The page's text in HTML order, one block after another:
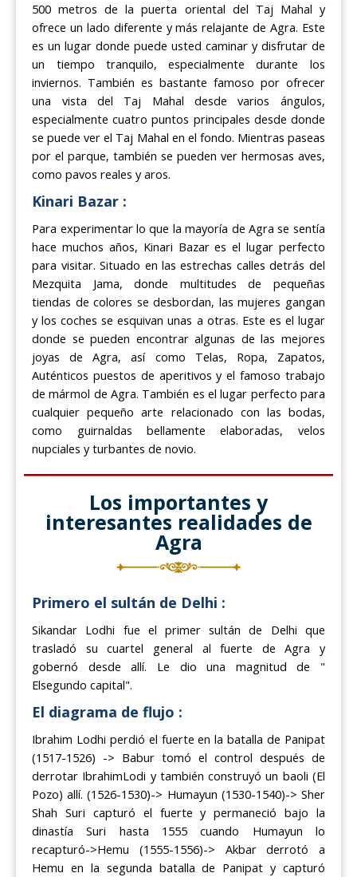
500 metros de la puerta oriental del Taj Mahal y
ofrece un lado diferente y más relajante de Agra. Este
es un lugar donde puede usted caminar y disfrutar de
un tiempo tranquilo, especialmente durante los
inviernos. También es bastante famoso por ofrecer
una vista del Taj Mahal desde varios ángulos,
especialmente cuatro puntos principales desde donde
se puede ver el Taj Mahal en el fondo. Mientras paseas
por el parque, también se pueden ver hermosas aves,
como pavos reales y aros.
Kinari Bazar :
Para experimentar lo que la mayoría de Agra se sentía
hace muchos años, Kinari Bazar es el lugar perfecto
para visitar. Situado en las estrechas calles detrás del
Mezquita Jama, donde multitudes de pequeñas
tiendas de colores se desbordan, las mujeres gangan
y los coches se esquivan unas a otras. Este es el lugar
donde se pueden encontrar algunas de las mejores
joyas de Agra, así como Telas, Ropa, Zapatos,
Auténticos puestos de aperitivos y el famoso trabajo
de mármol de Agra. También es el lugar perfecto para
cualquier pequeño arte relacionado con las bodas,
como guirnaldas bellamente elaboradas, velos
nupciales y turbantes de novio.
Los importantes y
interesantes realidades de
Agra
Primero el sultán de Delhi :
Sikandar Lodhi fue el primer sultán de Delhi que
trasladó su cuartel general al fuerte de Agra y
gobernó desde allí. Le dio una magnitud de "
Elsegundo capital".
El diagrama de flujo :
Ibrahim Lodhi perdió el fuerte en la batalla de Panipat
(1517-1526) -> Babur tomó el control después de
derrotar IbrahimLodi y también construyó un baoli (El
Pozo) allí. (1526-1530)-> Humayun (1530-1540)-> Sher
Shah Suri capturó el fuerte y permaneció bajo la
dinastía Suri hasta 1555 cuando Humayun lo
recapturó->Hemu (1555-1556)-> Akbar derrotó a
Hemu en la segunda batalla de Panipat y capturó